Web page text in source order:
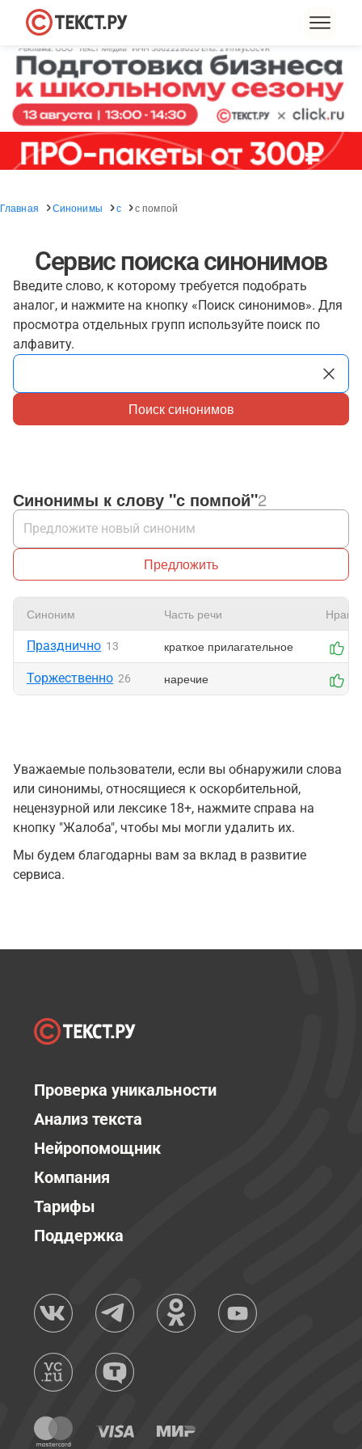
Главная Синонимы с с помпой
Сервис поиска синонимов
Введите слово, к которому требуется подобрать
аналог, и нажмите на кнопку «Поиск синонимов». Для
просмотра отдельных групп используйте поиск по
алфавиту.
Поиск синонимов
Синонимы к слову "с помпой"2
Предложить
Синоним Часть речи
Празднично 13 краткое прилагательное
Торжественно 26 наречие
Уважаемые пользователи, если вы обнаружили слова
или синонимы, относящиеся к оскорбительной,
нецензурной или лексике 18+, нажмите справа на
кнопку "Жалоба", чтобы мы могли удалить их.
Мы будем благодарны вам за вклад в развитие
сервиса.
Проверка уникальности
Анализ текста
Нейропомощник
Компания
Тарифы
Поддержка